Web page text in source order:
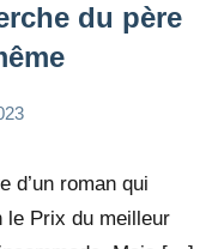
du père
d’un roman qui
le Prix du meilleur